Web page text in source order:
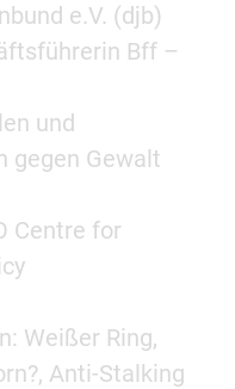
e.V. (djb)
Bff –
und
gegen Gewalt
Centre for
Weißer Ring,
Anti-Stalking